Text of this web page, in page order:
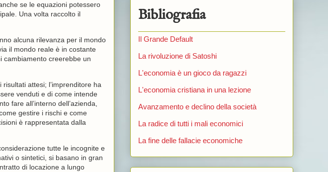
se le equazioni potessero
Una volta raccolto il
alcuna rilevanza per il mondo
il mondo reale è in costante
cambiamento creerebbe un
attesi; l’imprenditore ha
venduti e di come intende
fare all’interno dell’azienda,
gestire i rischi e come
è rappresentata dalla
tutte le incognite e
o sintetici, si basano in gran
di locazione a lungo
Bibliografia
Il Grande Default
La rivoluzione di Satoshi
L'economia è un gioco da ragazzi
L'economia cristiana in una lezione
Avanzamento e declino della società
La radice di tutti i mali economici
La fine delle fallacie economiche